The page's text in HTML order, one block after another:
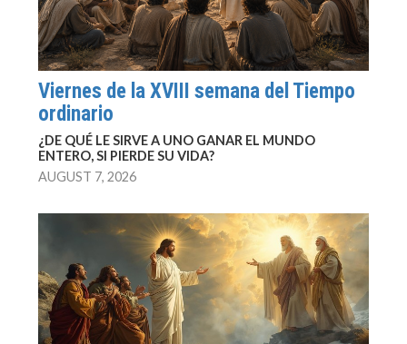
Viernes de la XVIII semana del Tiempo
ordinario
¿DE QUÉ LE SIRVE A UNO GANAR EL MUNDO
ENTERO, SI PIERDE SU VIDA?
AUGUST 7, 2026